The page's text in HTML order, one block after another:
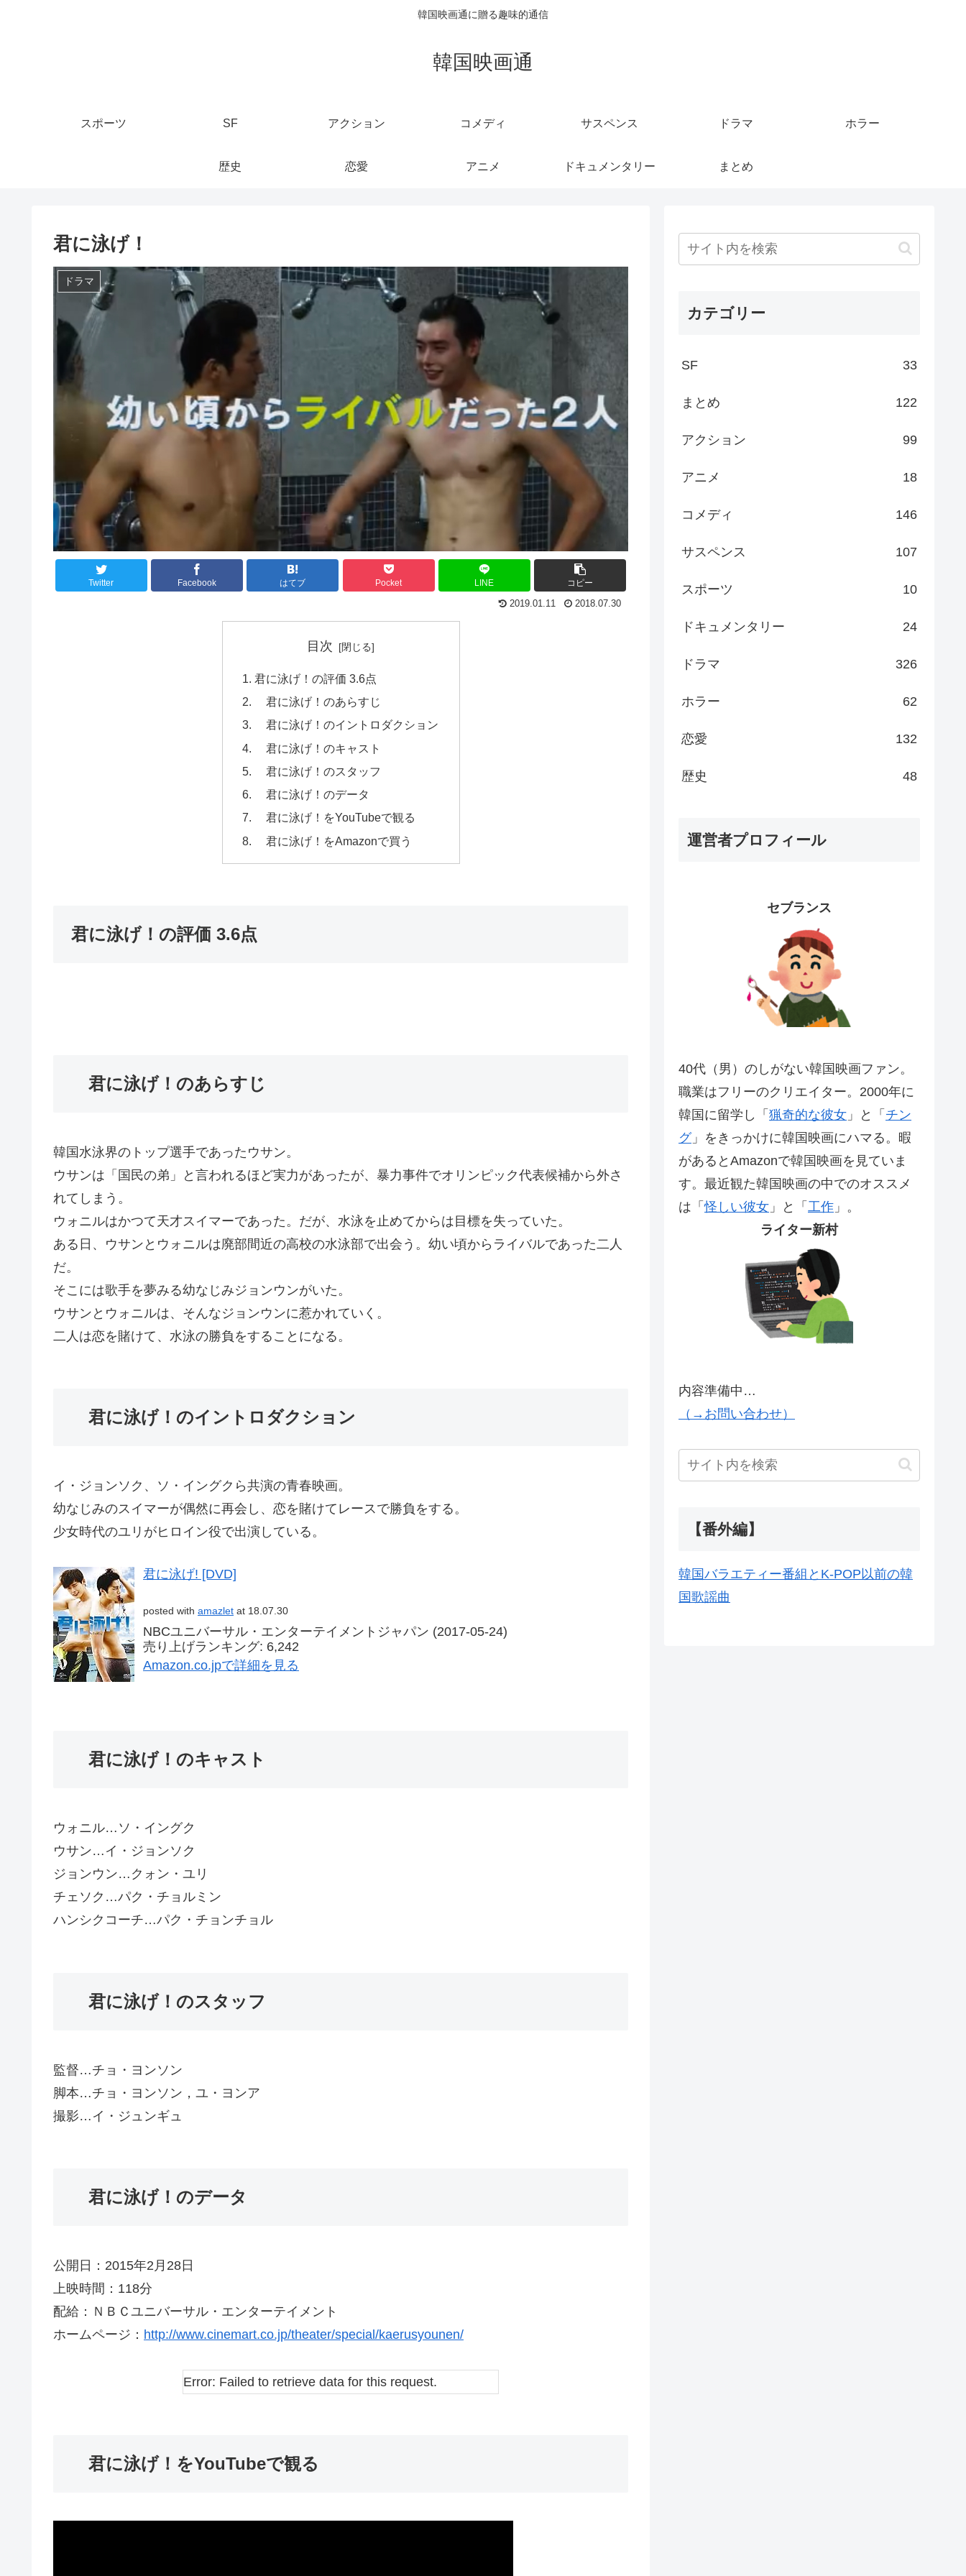
韓国映画通に贈る趣味的通信
韓国映画通
スポーツ SF アクション コメディ サスペンス ドラマ ホラー
歴史 恋愛 アニメ ドキュメンタリー まとめ
君に泳げ！
ドラマ
Twitter Facebook はてブ Pocket LINE コピー
2019.01.11 2018.07.30
目次
君に泳げ！の評価 3.6点
君に泳げ！のあらすじ
君に泳げ！のイントロダクション
君に泳げ！のキャスト
君に泳げ！のスタッフ
君に泳げ！のデータ
君に泳げ！をYouTubeで観る
君に泳げ！をAmazonで買う
君に泳げ！の評価 3.6点
君に泳げ！のあらすじ
韓国水泳界のトップ選手であったウサン。
ウサンは「国民の弟」と言われるほど実力があったが、暴力事件でオリンピック代表候補から外さ
れてしまう。
ウォニルはかつて天才スイマーであった。だが、水泳を止めてからは目標を失っていた。
ある日、ウサンとウォニルは廃部間近の高校の水泳部で出会う。幼い頃からライバルであった二人
だ。
そこには歌手を夢みる幼なじみジョンウンがいた。
ウサンとウォニルは、そんなジョンウンに惹かれていく。
二人は恋を賭けて、水泳の勝負をすることになる。
君に泳げ！のイントロダクション
イ・ジョンソク、ソ・イングクら共演の青春映画。
幼なじみのスイマーが偶然に再会し、恋を賭けてレースで勝負をする。
少女時代のユリがヒロイン役で出演している。
君に泳げ! [DVD]
posted with amazlet at 18.07.30
NBCユニバーサル・エンターテイメントジャパン (2017-05-24)
売り上げランキング: 6,242
Amazon.co.jpで詳細を見る
君に泳げ！のキャスト
ウォニル…ソ・イングク
ウサン…イ・ジョンソク
ジョンウン…クォン・ユリ
チェソク…パク・チョルミン
ハンシクコーチ…パク・チョンチョル
君に泳げ！のスタッフ
監督…チョ・ヨンソン
脚本…チョ・ヨンソン，ユ・ヨンア
撮影…イ・ジュンギュ
君に泳げ！のデータ
公開日：2015年2月28日
上映時間：118分
配給：ＮＢＣユニバーサル・エンターテイメント
ホームページ： http://www.cinemart.co.jp/theater/special/kaerusyounen/
Error: Failed to retrieve data for this request.
君に泳げ！をYouTubeで観る
カテゴリー
SF 33
まとめ 122
アクション 99
アニメ 18
コメディ 146
サスペンス 107
スポーツ 10
ドキュメンタリー 24
ドラマ 326
ホラー 62
恋愛 132
歴史 48
運営者プロフィール
セブランス
40代（男）のしがない韓国映画ファン。
職業はフリーのクリエイター。2000年に
韓国に留学し「 猟奇的な彼女 」と「 チン
グ」をきっかけに韓国映画にハマる。暇
があるとAmazonで韓国映画を見ていま
す。最近観た韓国映画の中でのオススメ
は「怪しい彼女 」と「 工作 」。
ライター新村
内容準備中…
（→お問い合わせ）
【番外編】
韓国バラエティー番組とK-POP以前の韓
国歌謡曲